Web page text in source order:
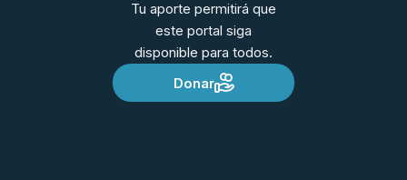
Tu aporte permitirá que
este portal siga
disponible para todos.
Donar